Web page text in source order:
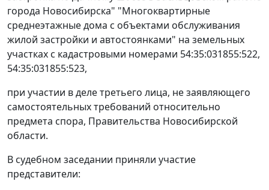
города Новосибирска" "Многоквартирные
среднеэтажные дома с объектами обслуживания
жилой застройки и автостоянками" на земельных
участках с кадастровыми номерами 54:35:031855:522,
54:35:031855:523,
при участии в деле третьего лица, не заявляющего
самостоятельных требований относительно
предмета спора, Правительства Новосибирской
области.
В судебном заседании приняли участие
представители: